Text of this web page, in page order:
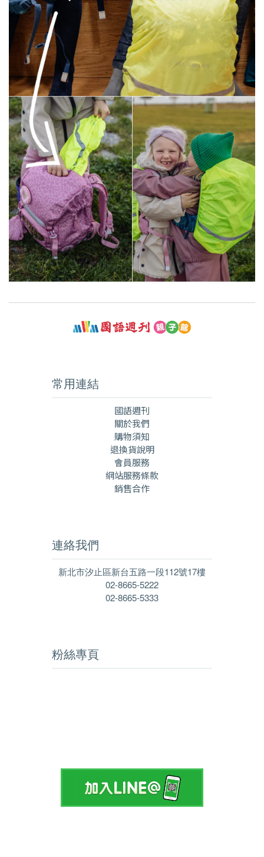
常用連結
國語週刊
關於我們
購物須知
退換貨說明
會員服務
網站服務條款
銷售合作
連絡我們
新北市汐止區新台五路一段112號17樓
02-8665-5222
02-8665-5333
粉絲專頁